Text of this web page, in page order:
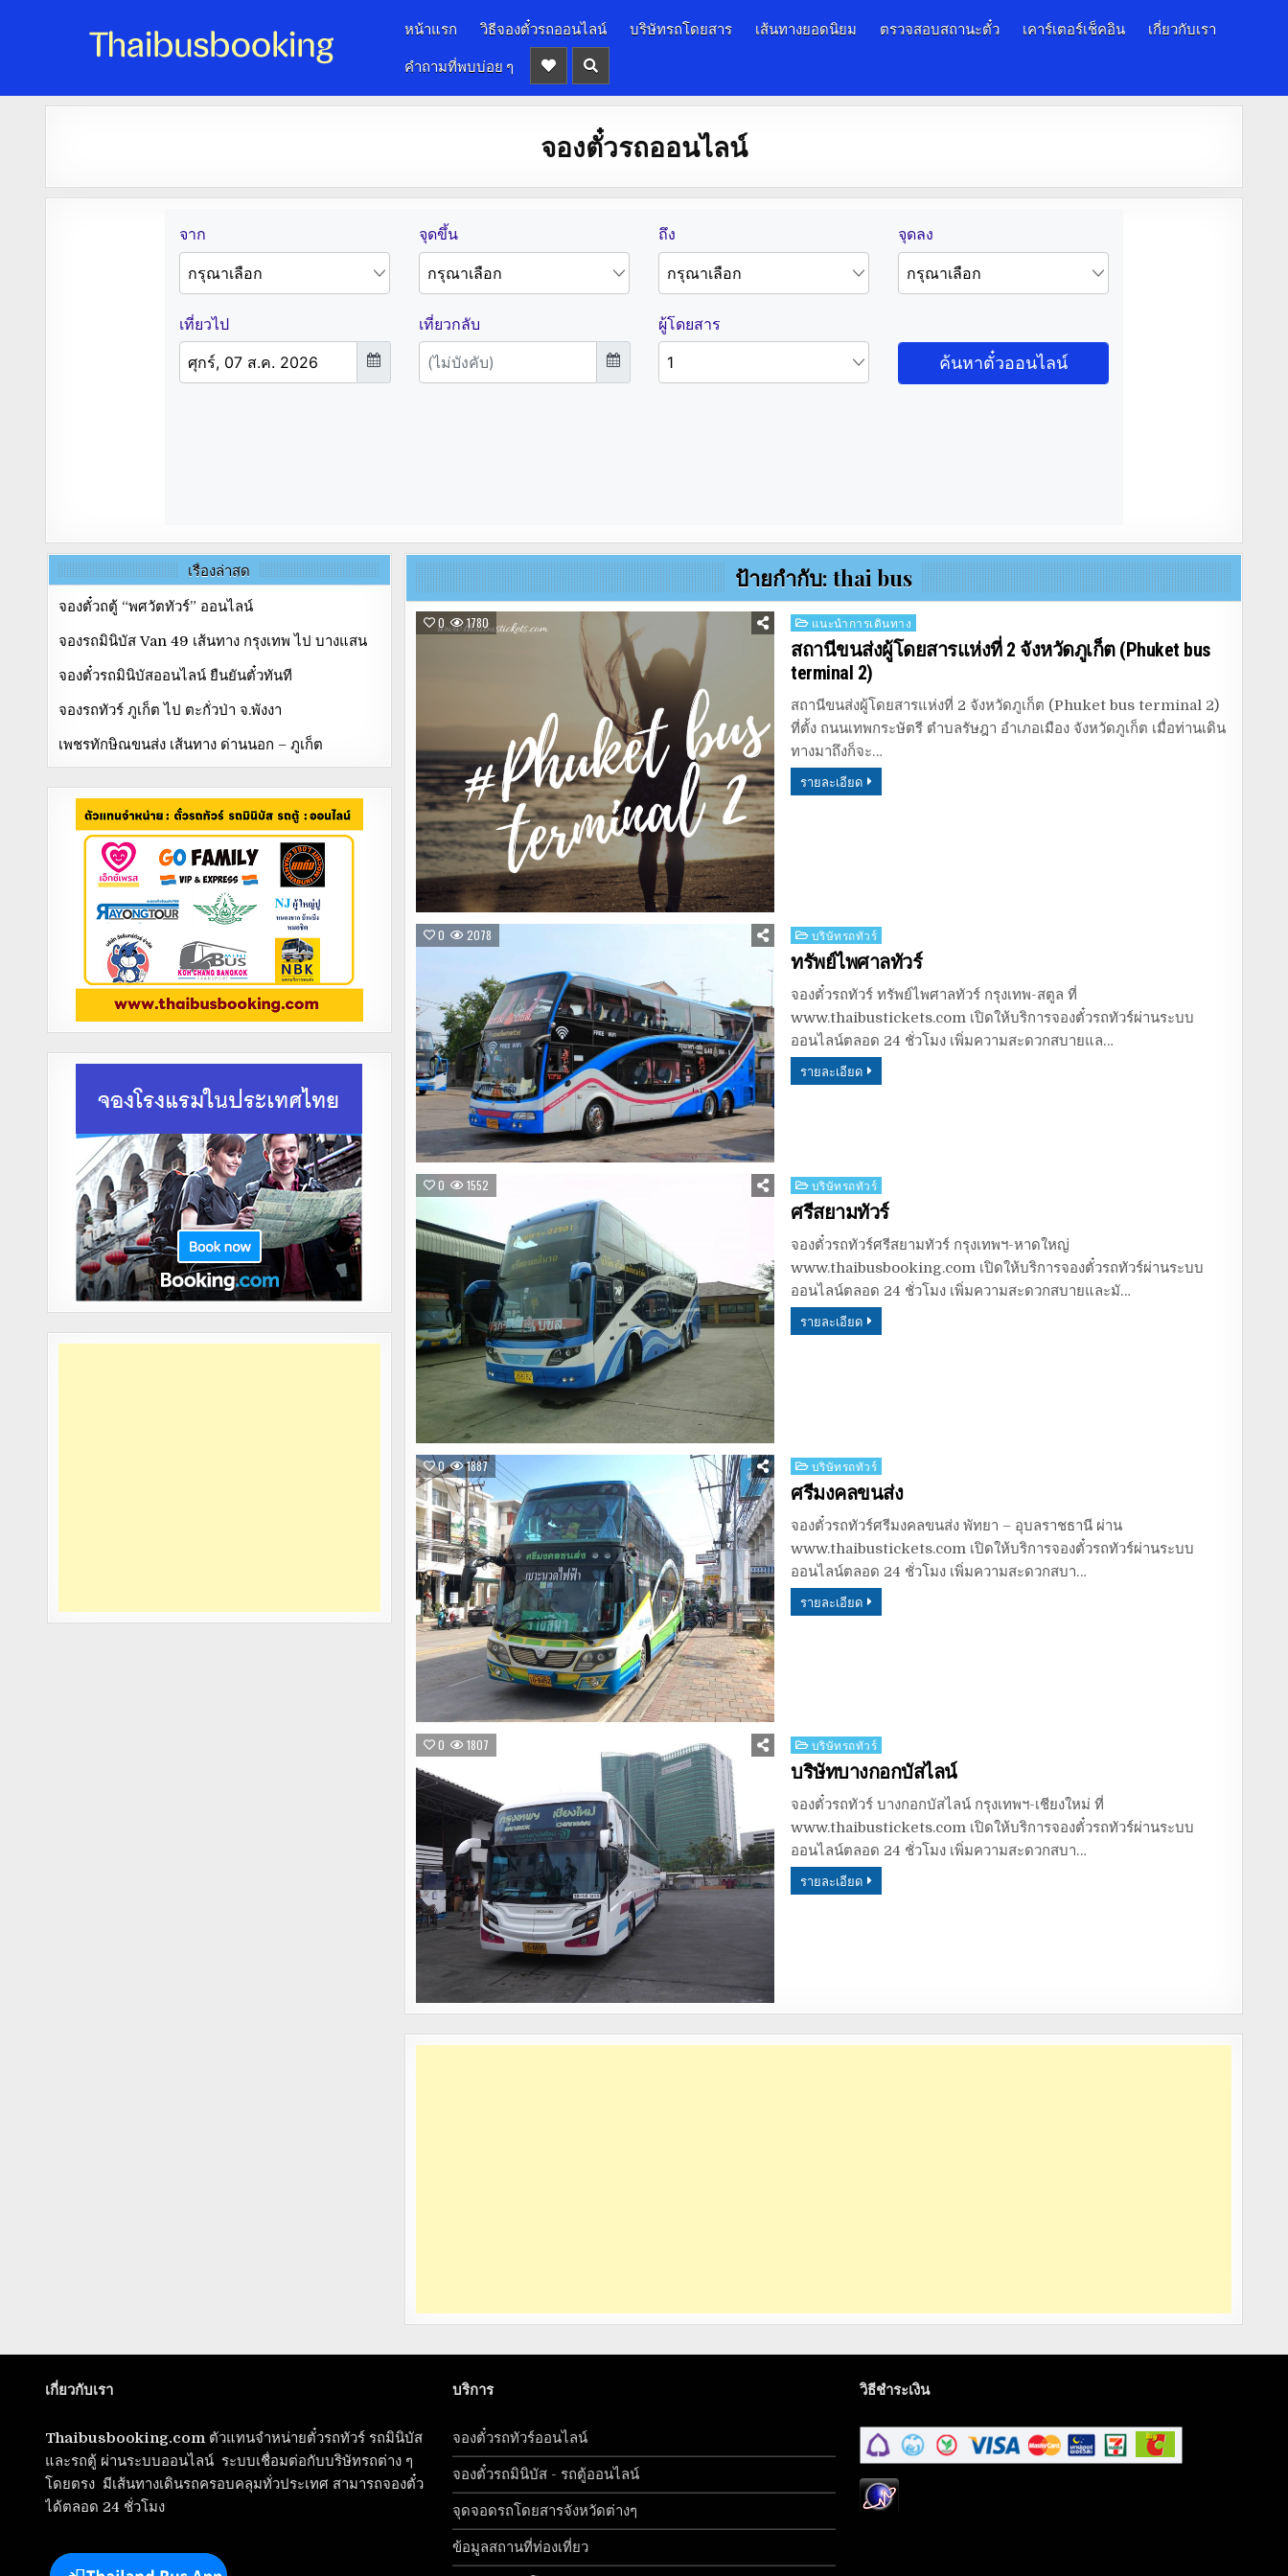
จองตั๋วรถออนไลน์ 24 ชั่วโมง
หน้าแรก วิธีจองตั๋วรถออนไลน์ บริษัทรถโดยสาร เส้นทางยอดนิยม ตรวจสอบสถานะตั๋ว เคาร์เตอร์เช็คอิน
เกี่ยวกับเรา
คำถามที่พบบ่อย ๆ
จองตั๋วรถออนไลน์
ป้ายกำกับ: thai bus
0 1780
Posted
in
แนะนำการเดินทาง
สถานีขนส่งผู้โดยสารแห่งที่ 2 จังหวัดภูเก็ต (Phuket bus
terminal 2)
สถานีขนส่งผู้โดยสารแห่งที่ 2 จังหวัดภูเก็ต (Phuket bus terminal 2)
ที่ตั้ง ถนนเทพกระษัตรี ตำบลรัษฎา อำเภอเมือง จังหวัดภูเก็ต เมื่อท่านเดิน
ทางมาถึงก็จะ…
รายละเอียด
0 2078
Posted
in
บริษัทรถทัวร์
ทรัพย์ไพศาลทัวร์
จองตั๋วรถทัวร์ ทรัพย์ไพศาลทัวร์ กรุงเทพ-สตูล ที่
www.thaibustickets.com เปิดให้บริการจองตั๋วรถทัวร์ผ่านระบบ
ออนไลน์ตลอด 24 ชั่วโมง เพิ่มความสะดวกสบายแล…
รายละเอียด
0 1552
Posted
in
บริษัทรถทัวร์
ศรีสยามทัวร์
จองตั๋วรถทัวร์ศรีสยามทัวร์ กรุงเทพฯ-หาดใหญ่
www.thaibusbooking.com เปิดให้บริการจองตั๋วรถทัวร์ผ่านระบบ
ออนไลน์ตลอด 24 ชั่วโมง เพิ่มความสะดวกสบายและมั…
รายละเอียด
0 1887
Posted
in
บริษัทรถทัวร์
ศรีมงคลขนส่ง
จองตั๋วรถทัวร์ศรีมงคลขนส่ง พัทยา – อุบลราชธานี ผ่าน
www.thaibustickets.com เปิดให้บริการจองตั๋วรถทัวร์ผ่านระบบ
ออนไลน์ตลอด 24 ชั่วโมง เพิ่มความสะดวกสบา…
รายละเอียด
0 1807
Posted
in
บริษัทรถทัวร์
บริษัทบางกอกบัสไลน์
จองตั๋วรถทัวร์ บางกอกบัสไลน์ กรุงเทพฯ-เชียงใหม่ ที่
www.thaibustickets.com เปิดให้บริการจองตั๋วรถทัวร์ผ่านระบบ
ออนไลน์ตลอด 24 ชั่วโมง เพิ่มความสะดวกสบา…
รายละเอียด
เรื่องล่าสุด
จองตั๋วถตู้ “พศวัตทัวร์” ออนไลน์
จองรถมินิบัส Van 49 เส้นทาง กรุงเทพ ไป บางแสน
จองตั๋วรถมินิบัสออนไลน์ ยืนยันตั๋วทันที
จองรถทัวร์ ภูเก็ต ไป ตะกั่วป่า จ.พังงา
เพชรทักษิณขนส่ง เส้นทาง ด่านนอก – ภูเก็ต
เกี่ยวกับเรา
Thaibusbooking.com ตัวแทนจำหน่ายตั๋วรถทัวร์ รถมินิบัส
และรถตู้ ผ่านระบบออนไลน์ ระบบเชื่อมต่อกับบริษัทรถต่าง ๆ
โดยตรง มีเส้นทางเดินรถครอบคลุมทั่วประเทศ สามารถจองตั๋ว
ได้ตลอด 24 ชั่วโมง
บริการ
จองตั๋วรถทัวร์ออนไลน์
จองตั๋วรถมินิบัส - รถตู้ออนไลน์
จุดจอดรถโดยสารจังหวัดต่างๆ
ข้อมูลสถานที่ท่องเที่ยว
วิธีชำระเงิน